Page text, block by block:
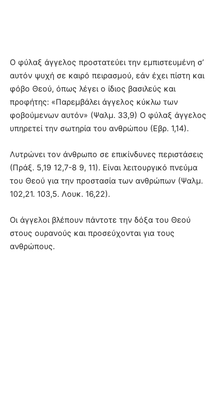
Ο φύλαξ άγγελος προστατεύει την εμπιστευμένη σ’
αυτόν ψυχή σε καιρό πειρασμού, εάν έχει πίστη και
φόβο Θεού, όπως λέγει ο ίδιος βασιλεύς και
προφήτης: «Παρεμβάλει άγγελος κύκλω των
φοβούμενων αυτόν» (Ψαλμ. 33,9) Ο φύλαξ άγγελος
υπηρετεί την σωτηρία του ανθρώπου (Εβρ. 1,14).
Λυτρώνει τον άνθρωπο σε επικίνδυνες περιστάσεις
(Πράξ. 5,19 12,7-8 9, 11). Είναι λειτουργικό πνεύμα
του Θεού για την προστασία των ανθρώπων (Ψαλμ.
102,21. 103,5. Λουκ. 16,22).
Οι άγγελοι βλέπουν πάντοτε την δόξα του Θεού
στους ουρανούς και προσεύχονται για τους
ανθρώπους.